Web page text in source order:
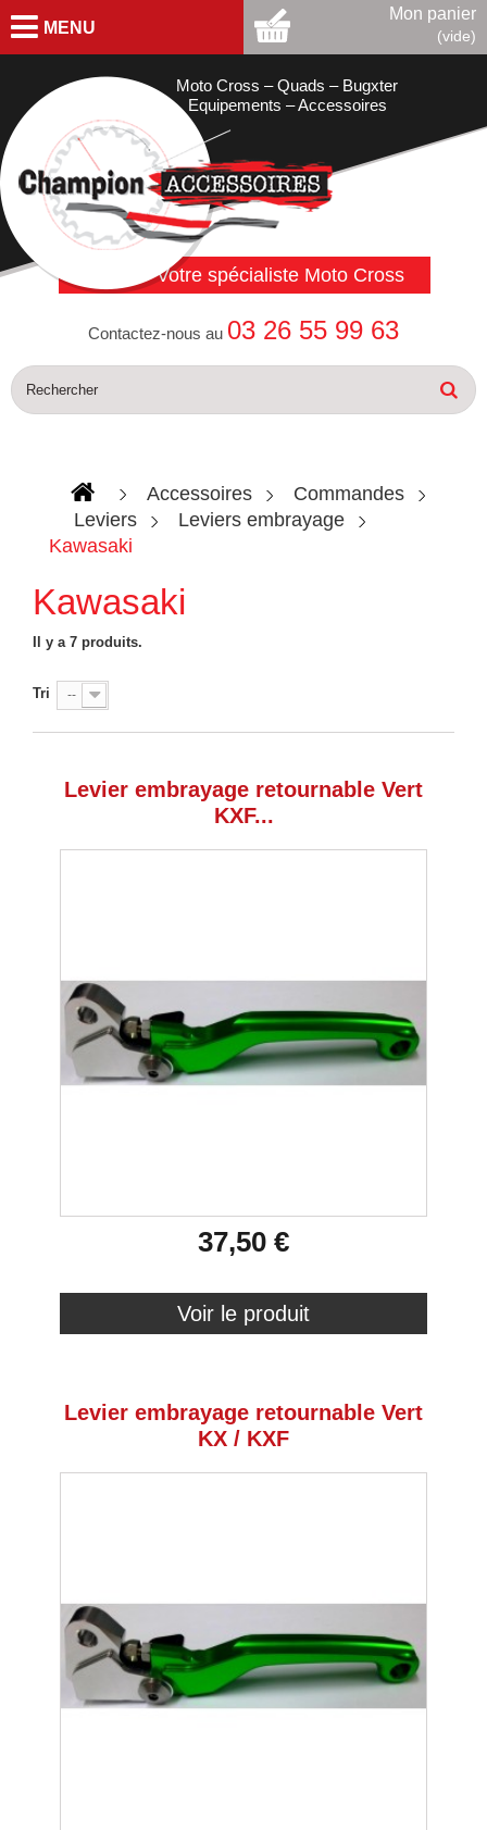
MENU
Mon panier
(vide)
Moto Cross – Quads – Bugxter
Equipements – Accessoires
Votre spécialiste Moto Cross
Contactez-nous au 03 26 55 99 63
Accessoires
Commandes
Leviers
Leviers embrayage
Kawasaki
Kawasaki
Il y a 7 produits.
Tri --
Levier embrayage retournable Vert
KXF...
37,50 €
Voir le produit
Levier embrayage retournable Vert
KX / KXF